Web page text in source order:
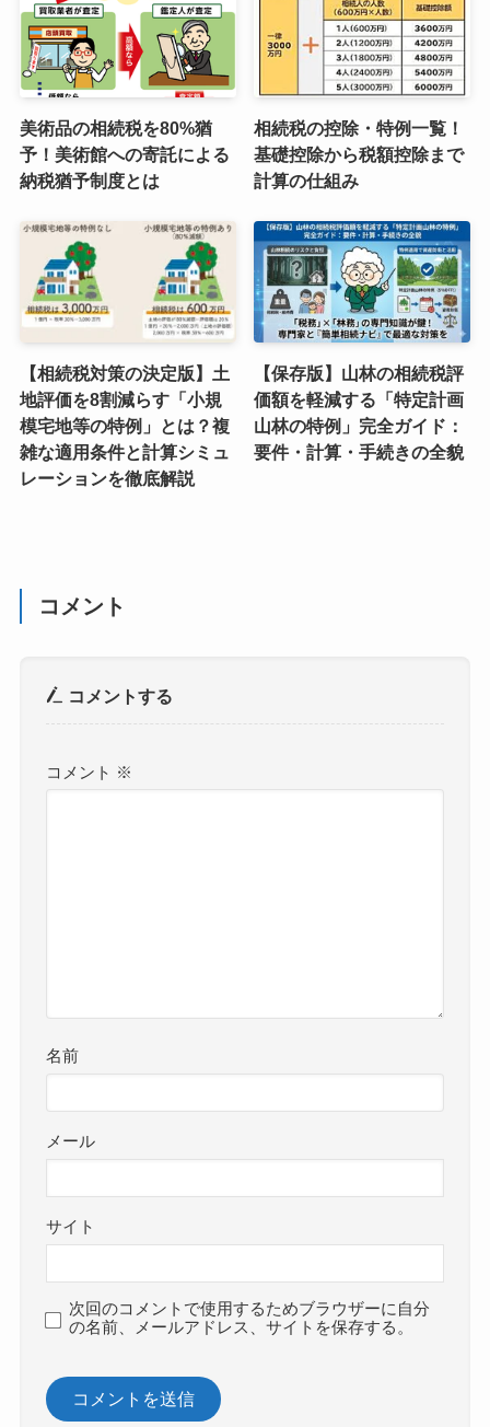
美術品の相続税を80%猶
予！美術館への寄託による
納税猶予制度とは
相続税の控除・特例一覧！
基礎控除から税額控除まで
計算の仕組み
【相続税対策の決定版】土
地評価を8割減らす「小規
模宅地等の特例」とは？複
雑な適用条件と計算シミュ
レーションを徹底解説
【保存版】山林の相続税評
価額を軽減する「特定計画
山林の特例」完全ガイド：
要件・計算・手続きの全貌
コメント
コメントする
コメント ※
名前
メール
サイト
次回のコメントで使用するためブラウザーに自分
の名前、メールアドレス、サイトを保存する。